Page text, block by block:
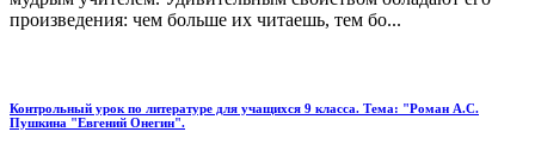
произведения: чем больше их читаешь, тем бо...
Контрольный урок по литературе для учащихся 9 класса. Тема: "Роман А.С.
Пушкина "Евгений Онегин".